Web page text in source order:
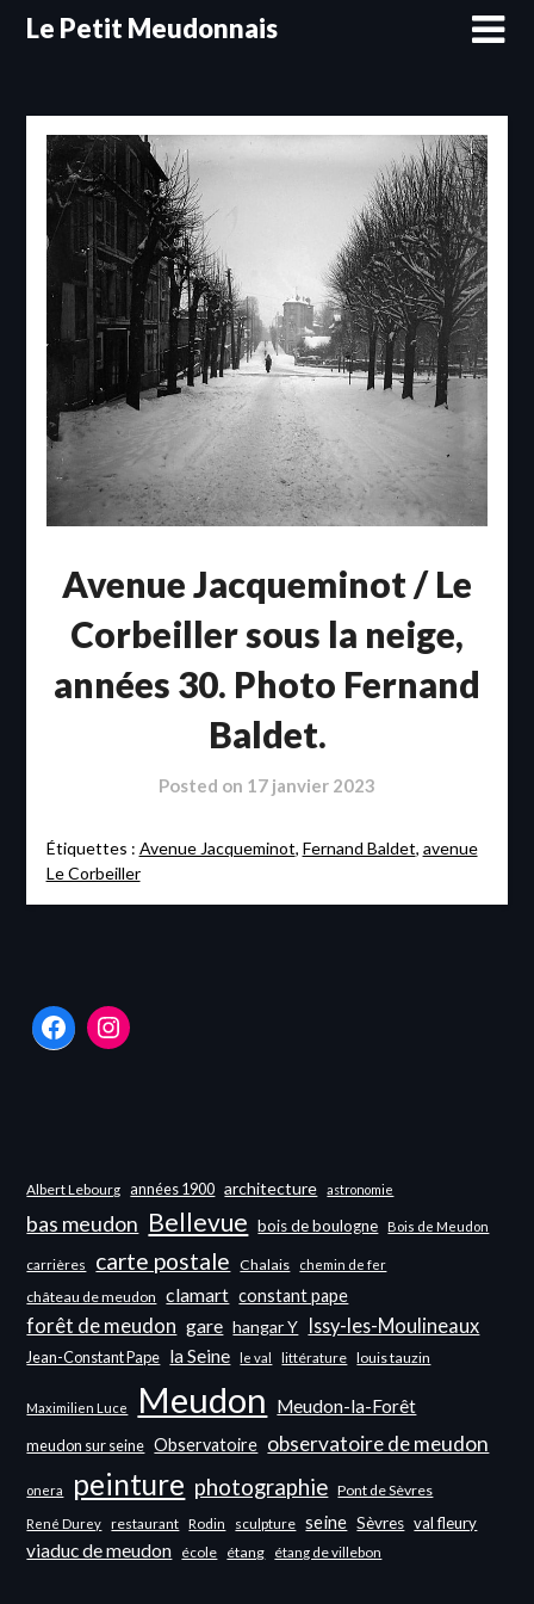
SkipLe Petit Meudonnais
Avenue Jacqueminot / Le
Corbeiller sous la neige,
années 30. Photo Fernand
Baldet.
Posted on 17 janvier 2023
Étiquettes : Avenue Jacqueminot, Fernand Baldet, avenue
Le Corbeiller
FacebookInstagram
Albert Lebourg années 1900 architecture astronomie
bas meudon Bellevue bois de boulogne Bois de Meudon
carrières carte postale Chalais chemin de fer
château de meudon clamart constant pape
forêt de meudon gare hangar Y Issy-les-Moulineaux
Jean-Constant Pape la Seine le val littérature louis tauzin
Maximilien Luce Meudon Meudon-la-Forêt
meudon sur seine Observatoire observatoire de meudon
onera peinture photographie Pont de Sèvres
René Durey restaurant Rodin sculpture seine Sèvres val fleury
viaduc de meudon école étang étang de villebon